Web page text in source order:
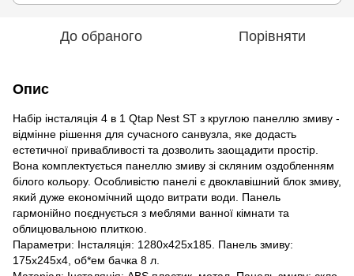
До обраного Порівняти
Опис
Набір інсталяція 4 в 1 Qtap Nest ST з круглою панеллю змиву -
відмінне рішення для сучасного санвузла, яке додасть
естетичної привабливості та дозволить заощадити простір.
Вона комплектується панеллю змиву зі скляним оздобленням
білого кольору. Особливістю панелі є двоклавішний блок змиву,
який дуже економічний щодо витрати води. Панель
гармонійно поєднується з меблями ванної кімнати та
облицювальною плиткою.
Параметри: Інсталяція: 1280х425х185. Панель змиву:
175х245х4, об*ем бачка 8 л.